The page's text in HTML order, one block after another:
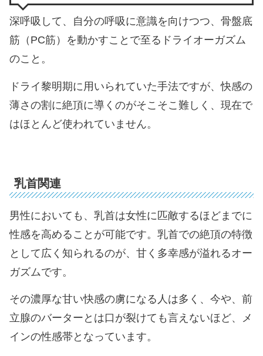
深呼吸して、自分の呼吸に意識を向けつつ、骨盤底
筋（PC筋）を動かすことで至るドライオーガズム
のこと。
ドライ黎明期に用いられていた手法ですが、快感の
薄さの割に絶頂に導くのがそこそこ難しく、現在で
はほとんど使われていません。
乳首関連
男性においても、乳首は女性に匹敵するほどまでに
性感を高めることが可能です。乳首での絶頂の特徴
として広く知られるのが、甘く多幸感が溢れるオー
ガズムです。
その濃厚な甘い快感の虜になる人は多く、今や、前
立腺のバーターとは口が裂けても言えないほど、メ
インの性感帯となっています。